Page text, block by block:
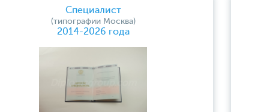
Специалист
(типографии Москва)
2014-2026 года